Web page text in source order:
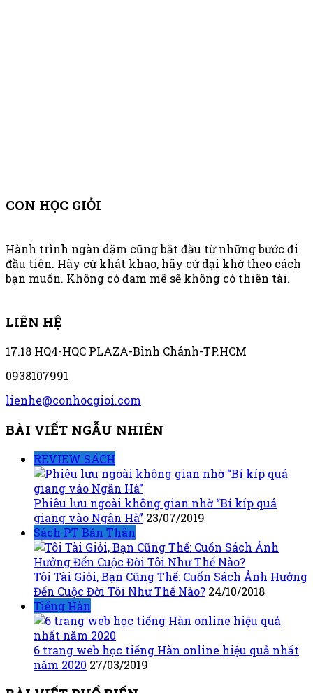
CON HỌC GIỎI
Hành trình ngàn dặm cũng bắt đầu từ những bước đi
đầu tiên. Hãy cứ khát khao, hãy cứ dại khờ theo cách
bạn muốn. Không có đam mê sẽ không có thiên tài.
LIÊN HỆ
17.18 HQ4-HQC PLAZA-Bình Chánh-TP.HCM
0938107991
lienhe@conhocgioi.com
BÀI VIẾT NGẪU NHIÊN
REVIEW SÁCH
Phiêu lưu ngoài không gian nhờ “Bí kíp quá
giang vào Ngân Hà” 23/07/2019
Sách PT Bản Thân
Tôi Tài Giỏi, Bạn Cũng Thế: Cuốn Sách Ảnh Hưởng
Đến Cuộc Đời Tôi Như Thế Nào? 24/10/2018
Tiếng Hàn
6 trang web học tiếng Hàn online hiệu quả nhất
năm 2020 27/03/2019